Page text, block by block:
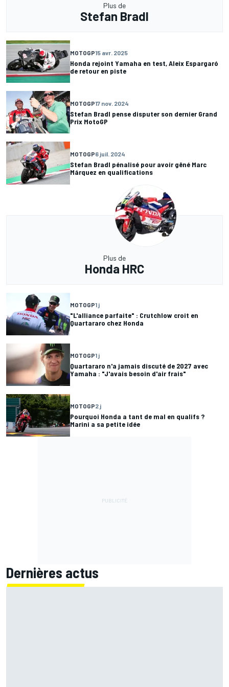
Plus de
Stefan Bradl
MOTOGP15 avr. 2025
Honda rejoint Yamaha en test, Aleix Espargaró
de retour en piste
MOTOGP17 nov. 2024
Stefan Bradl pense disputer son dernier Grand
Prix MotoGP
MOTOGP6 juil. 2024
Stefan Bradl pénalisé pour avoir gêné Marc
Márquez en qualifications
Plus de
Honda HRC
MOTOGP1 j
"L'alliance parfaite" : Crutchlow croit en
Quartararo chez Honda
MOTOGP1 j
Quartararo n'a jamais discuté de 2027 avec
Yamaha : "J'avais besoin d'air frais"
MOTOGP2 j
Pourquoi Honda a tant de mal en qualifs ?
Marini a sa petite idée
Dernières actus